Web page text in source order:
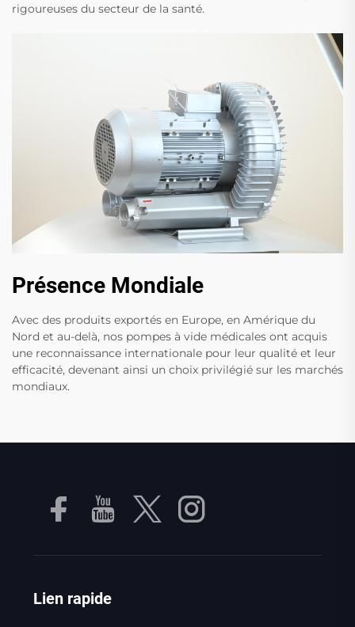
rigoureuses du secteur de la santé.
Présence Mondiale
Avec des produits exportés en Europe, en Amérique du
Nord et au-delà, nos pompes à vide médicales ont acquis
une reconnaissance internationale pour leur qualité et leur
efficacité, devenant ainsi un choix privilégié sur les marchés
mondiaux.
Lien rapide